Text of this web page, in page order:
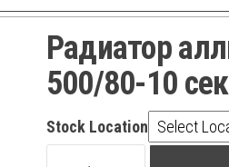
Радиатор
500/80-10
Stock Location